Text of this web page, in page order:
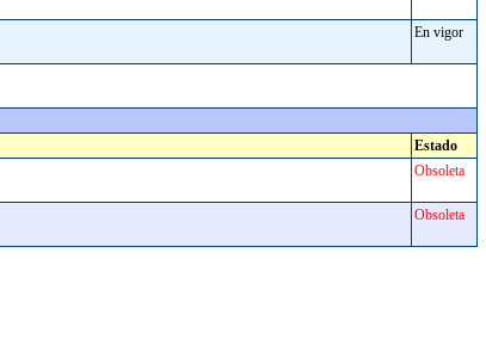
En vigor
Estado
Obsoleta
Obsoleta